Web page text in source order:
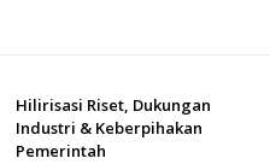
Hilirisasi Riset, Dukungan
Industri & Keberpihakan
Pemerintah